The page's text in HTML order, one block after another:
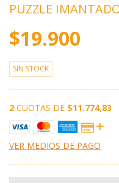
PUZZLE
$19.900
SIN STOCK
2 CUOTAS DE $11.774,83
VER MEDIOS DE PAGO